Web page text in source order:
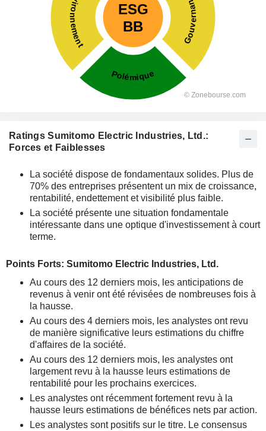
Ratings Sumitomo Electric Industries, Ltd.:
Forces et Faiblesses
La société dispose de fondamentaux solides. Plus de
70% des entreprises présentent un mix de croissance,
rentabilité, endettement et visibilité plus faible.
La société présente une situation fondamentale
intéressante dans une optique d'investissement à court
terme.
Points Forts: Sumitomo Electric Industries, Ltd.
Au cours des 12 derniers mois, les anticipations de
revenus à venir ont été révisées de nombreuses fois à
la hausse.
Au cours des 4 derniers mois, les analystes ont revu
de manière significative leurs estimations du chiffre
d'affaires de la société.
Au cours des 12 derniers mois, les analystes ont
largement revu à la hausse leurs estimations de
rentabilité pour les prochains exercices.
Les analystes ont récemment fortement revu à la
hausse leurs estimations de bénéfices nets par action.
Les analystes sont positifs sur le titre. Le consensus